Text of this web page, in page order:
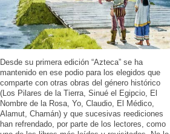
Desde su primera edición “Azteca” se ha
mantenido en ese podio para los elegidos que
comparte con otras obras del género histórico
(Los Pilares de la Tierra, Sinué el Egipcio, El
Nombre de la Rosa, Yo, Claudio, El Médico,
Alamut, Chamán) y que sucesivas reediciones
han refrendado, por parte de los lectores, como